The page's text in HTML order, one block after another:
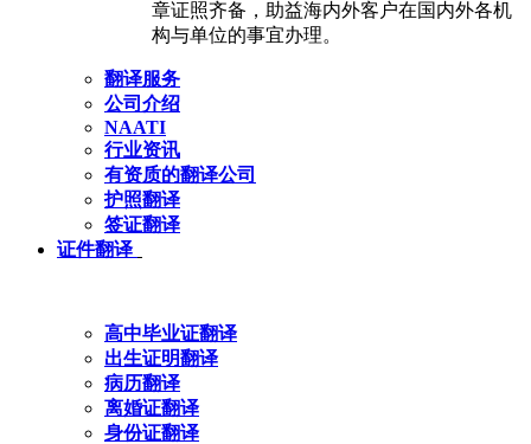
章证照齐备，助益海内外客户在国内外各机
构与单位的事宜办理。
翻译服务
公司介绍
NAATI
行业资讯
有资质的翻译公司
护照翻译
签证翻译
证件翻译
高中毕业证翻译
出生证明翻译
病历翻译
离婚证翻译
身份证翻译